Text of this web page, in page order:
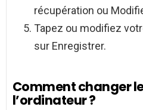
récupération ou
Tapez ou modifiez
sur Enregistrer.
Comment changer
l’ordinateur ?